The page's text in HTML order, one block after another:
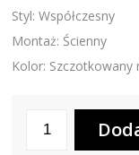
Styl: Współczesny
Montaż: Ścienny
Kolor: Szczotkowany